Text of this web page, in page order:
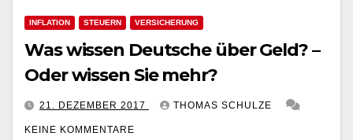
INFLATION STEUERN VERSICHERUNG
Was wissen Deutsche über Geld? –
Oder wissen Sie mehr?
21. DEZEMBER 2017 THOMAS SCHULZE
KEINE KOMMENTARE